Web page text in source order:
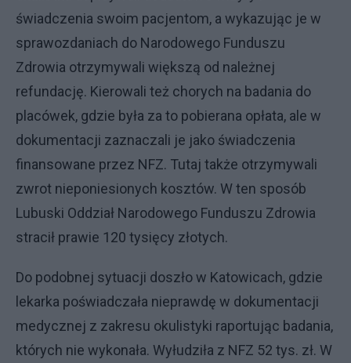
świadczenia swoim pacjentom, a wykazując je w
sprawozdaniach do Narodowego Funduszu
Zdrowia otrzymywali większą od należnej
refundację. Kierowali też chorych na badania do
placówek, gdzie była za to pobierana opłata, ale w
dokumentacji zaznaczali je jako świadczenia
finansowane przez NFZ. Tutaj także otrzymywali
zwrot nieponiesionych kosztów. W ten sposób
Lubuski Oddział Narodowego Funduszu Zdrowia
stracił prawie 120 tysięcy złotych.
Do podobnej sytuacji doszło w Katowicach, gdzie
lekarka poświadczała nieprawdę w dokumentacji
medycznej z zakresu okulistyki raportując badania,
których nie wykonała. Wyłudziła z NFZ 52 tys. zł. W